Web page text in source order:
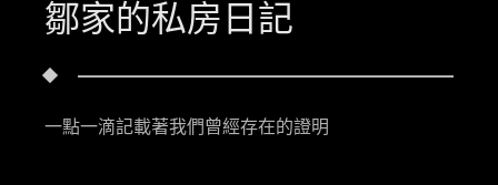
鄒家的私房日記
一點一滴記載著我們曾經存在的證明